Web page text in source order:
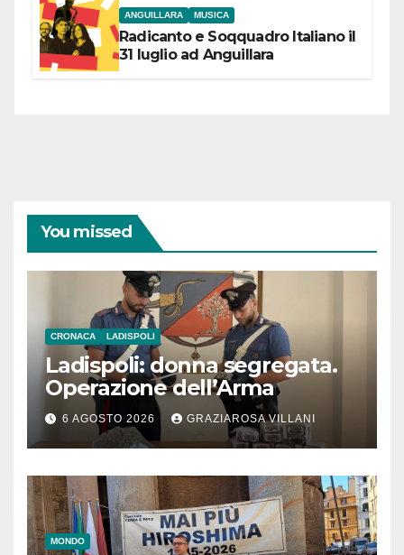
ANGUILLARA MUSICA
Radicanto e Soqquadro Italiano il
31 luglio ad Anguillara
You missed
CRONACA LADISPOLI
Ladispoli: donna segregata.
Operazione dell’Arma
6 AGOSTO 2026 GRAZIAROSA VILLANI
MONDO